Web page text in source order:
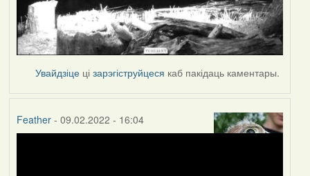
Увайдзіце цізарэгіструйцеся каб пакідаць каментары.
Feather- 09.02.2022 - 16:04